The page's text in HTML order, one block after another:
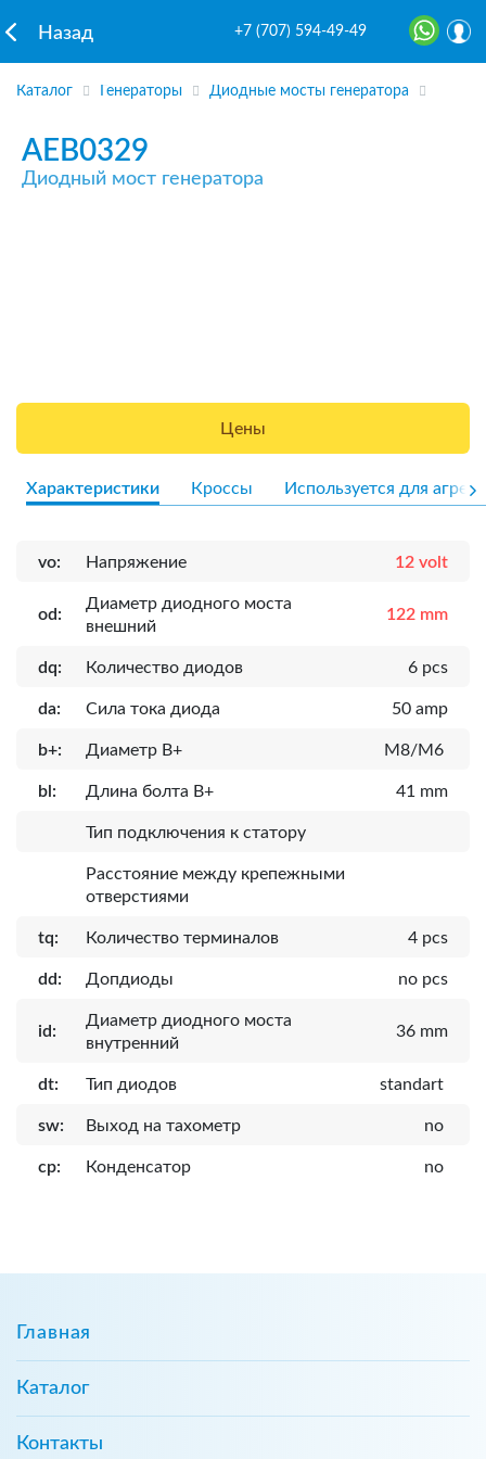
Назад +7 (707) 594-49-49
Каталог Генераторы Диодные мосты генератора
AEB0329
Диодный мост генератора
Цены
Характеристики Кроссы Используется для
vo: Напряжение 12 volt
od:
Диаметр диодного моста
внешний
122 mm
dq: Количество диодов 6 pcs
da: Сила тока диода 50 amp
b+: Диаметр B+ M8/M6
bl: Длина болта B+ 41 mm
Тип подключения к статору
Расcтояние между крепежными
отверстиями
tq: Количество терминалов 4 pcs
dd: Допдиоды no pcs
id:
Диаметр диодного моста
внутренний
36 mm
dt: Тип диодов standart
sw: Выход на тахометр no
cp: Конденсатор no
Главная
Каталог
Контакты